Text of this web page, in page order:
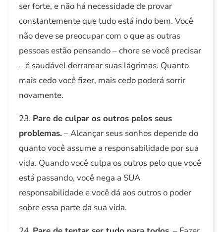
ser forte, e não há necessidade de provar
constantemente que tudo está indo bem. Você
não deve se preocupar com o que as outras
pessoas estão pensando – chore se você precisar
– é saudável derramar suas lágrimas. Quanto
mais cedo você fizer, mais cedo poderá sorrir
novamente.
23. Pare de culpar os outros pelos seus
problemas.– Alcançar seus sonhos depende do
quanto você assume a responsabilidade por sua
vida. Quando você culpa os outros pelo que você
está passando, você nega a SUA
responsabilidade e você dá aos outros o poder
sobre essa parte da sua vida.